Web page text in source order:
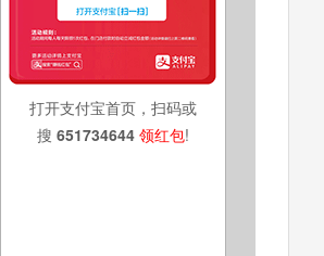
打开支付宝首页，扫码或
搜 651734644 领红包!